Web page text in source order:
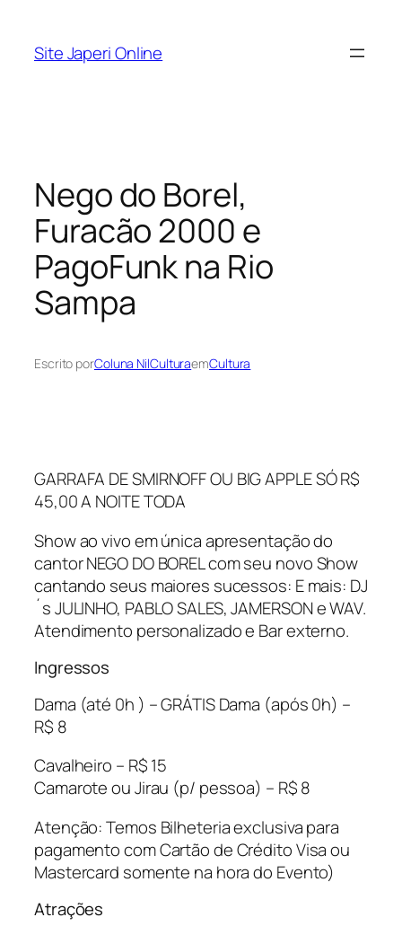
Site Japeri Online
Nego do Borel,
Furacão 2000 e
PagoFunk na Rio
Sampa
Escrito porColuna NilCulturaemCultura
GARRAFA DE SMIRNOFF OU BIG APPLE SÓ R$
45,00 A NOITE TODA
Show ao vivo em única apresentação do
cantor NEGO DO BOREL com seu novo Show
cantando seus maiores sucessos: E mais: DJ
´s JULINHO, PABLO SALES, JAMERSON e WAV.
Atendimento personalizado e Bar externo.
Ingressos
Dama (até 0h ) – GRÁTIS Dama (após 0h) –
R$ 8
Cavalheiro – R$ 15
Camarote ou Jirau (p/ pessoa) – R$ 8
Atenção: Temos Bilheteria exclusiva para
pagamento com Cartão de Crédito Visa ou
Mastercard somente na hora do Evento)
Atrações